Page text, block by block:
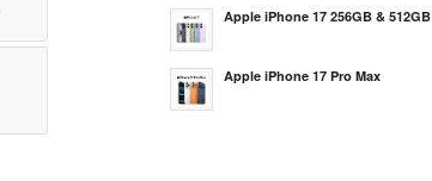
Apple iPhone 17 256GB & 512GB
Apple iPhone 17 Pro Max